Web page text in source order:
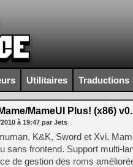
Utilitaires Traductions
Mame/MameUI Plus! (x86)
à 19:47 par Jets
K&K, Sword et Xvi.
sans frontend. Support multi-
de gestion des roms